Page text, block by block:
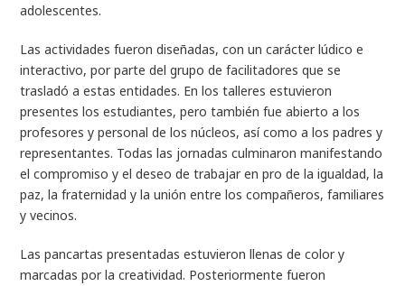
adolescentes.
Las actividades fueron diseñadas, con un carácter lúdico e
interactivo, por parte del grupo de facilitadores que se
trasladó a estas entidades. En los talleres estuvieron
presentes los estudiantes, pero también fue abierto a los
profesores y personal de los núcleos, así como a los padres y
representantes. Todas las jornadas culminaron manifestando
el compromiso y el deseo de trabajar en pro de la igualdad, la
paz, la fraternidad y la unión entre los compañeros, familiares
y vecinos.
Las pancartas presentadas estuvieron llenas de color y
marcadas por la creatividad. Posteriormente fueron